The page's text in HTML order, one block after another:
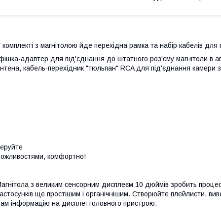
комплекті з магнітолою йде перехідна рамка та набір кабелів для
адаптер для під'єднання до штатного роз'єму магнітоли в
кабель-перехідник "тюльпан" RCA для під'єднання камери
комфортно!
з великим сенсорним дисплеєм 10 дюймів зробить
ще простішим і органічнішим. Створюйте плейлисти,
інформацію на дисплеї головного пристрою.